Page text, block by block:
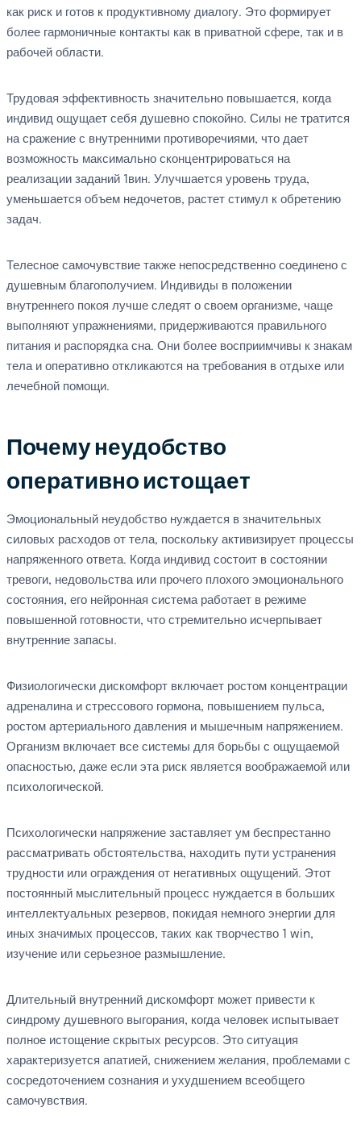
как риск и готов к продуктивному диалогу. Это формирует
более гармоничные контакты как в приватной сфере, так и в
рабочей области.
Трудовая эффективность значительно повышается, когда
индивид ощущает себя душевно спокойно. Силы не тратится
на сражение с внутренними противоречиями, что дает
возможность максимально сконцентрироваться на
реализации заданий 1вин. Улучшается уровень труда,
уменьшается объем недочетов, растет стимул к обретению
задач.
Телесное самочувствие также непосредственно соединено с
душевным благополучием. Индивиды в положении
внутреннего покоя лучше следят о своем организме, чаще
выполняют упражнениями, придерживаются правильного
питания и распорядка сна. Они более восприимчивы к знакам
тела и оперативно откликаются на требования в отдыхе или
лечебной помощи.
Почему неудобство
оперативно истощает
Эмоциональный неудобство нуждается в значительных
силовых расходов от тела, поскольку активизирует процессы
напряженного ответа. Когда индивид состоит в состоянии
тревоги, недовольства или прочего плохого эмоционального
состояния, его нейронная система работает в режиме
повышенной готовности, что стремительно исчерпывает
внутренние запасы.
Физиологически дискомфорт включает ростом концентрации
адреналина и стрессового гормона, повышением пульса,
ростом артериального давления и мышечным напряжением.
Организм включает все системы для борьбы с ощущаемой
опасностью, даже если эта риск является воображаемой или
психологической.
Психологически напряжение заставляет ум беспрестанно
рассматривать обстоятельства, находить пути устранения
трудности или ограждения от негативных ощущений. Этот
постоянный мыслительный процесс нуждается в больших
интеллектуальных резервов, покидая немного энергии для
иных значимых процессов, таких как творчество 1 win,
изучение или серьезное размышление.
Длительный внутренний дискомфорт может привести к
синдрому душевного выгорания, когда человек испытывает
полное истощение скрытых ресурсов. Это ситуация
характеризуется апатией, снижением желания, проблемами с
сосредоточением сознания и ухудшением всеобщего
самочувствия.